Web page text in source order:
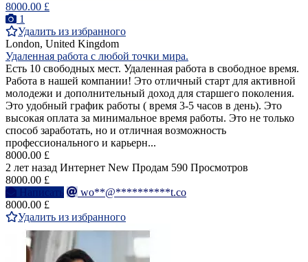
8000.00 £
1
Удалить из избранного
London, United Kingdom
Удаленная работа с любой точки мира.
Есть 10 свободных мест. Удаленная работа в свободное время.
Работа в нашей компании! Это отличный старт для активной
молодежи и дополнительный доход для старшего поколения.
Это удобный график работы ( время 3-5 часов в день). Это
высокая оплата за минимальное время работы. Это не только
способ заработать, но и отличная возможность
профессионального и карьерн...
8000.00 £
2 лет назад Интернет New Продам 590 Просмотров
8000.00 £
Написать
wo**@**********t.co
8000.00 £
Удалить из избранного